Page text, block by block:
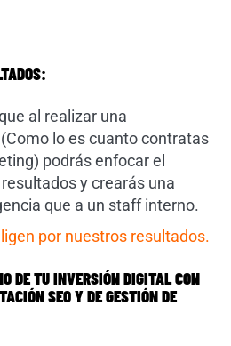
al realizar una
lo es cuanto contratas
podrás enfocar el
y crearás una
que a un staff interno.
por nuestros resultados.
DE TU INVERSIÓN DIGITAL CON
SEO Y DE GESTIÓN DE